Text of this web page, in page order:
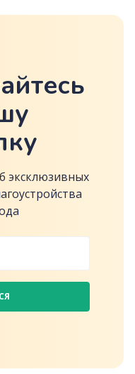
эксклюзивных